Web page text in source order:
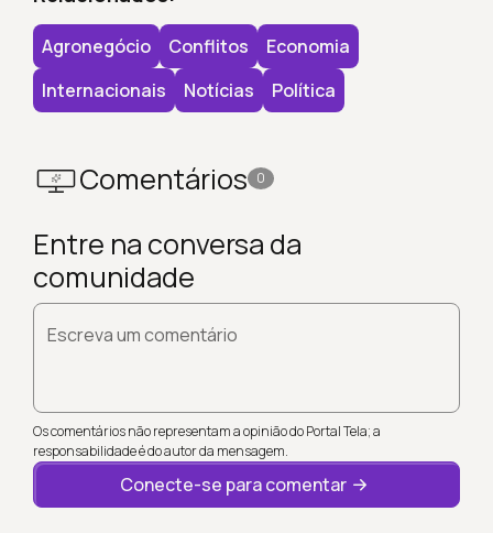
Agronegócio Conflitos
Economia
Internacionais
Notícias Política
Comentários 0
Entre na conversa da
comunidade
Escreva um comentário
Os comentários não representam a opinião do Portal Tela; a
responsabilidade é do autor da mensagem.
Conecte-se para comentar